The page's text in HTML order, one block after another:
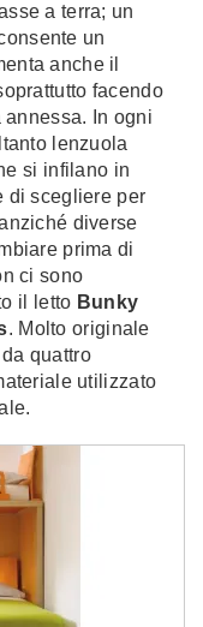
a terra; un
un
anche il
facendo
In ogni
lenzuola
si infilano in
di scegliere per
diverse
prima di
ci sono
il letto Bunky
. Molto originale
quattro
utilizzato